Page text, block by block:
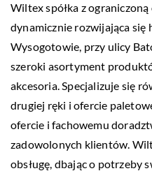
Wiltex spółka z
dynamicznie rozwijająca się
Wysogotowie, przy ulicy
szeroki asortyment
akcesoria. Specjalizuje się
drugiej ręki i ofercie
ofercie i fachowemu
zadowolonych klientów.
obsługę, dbając o potrzeby